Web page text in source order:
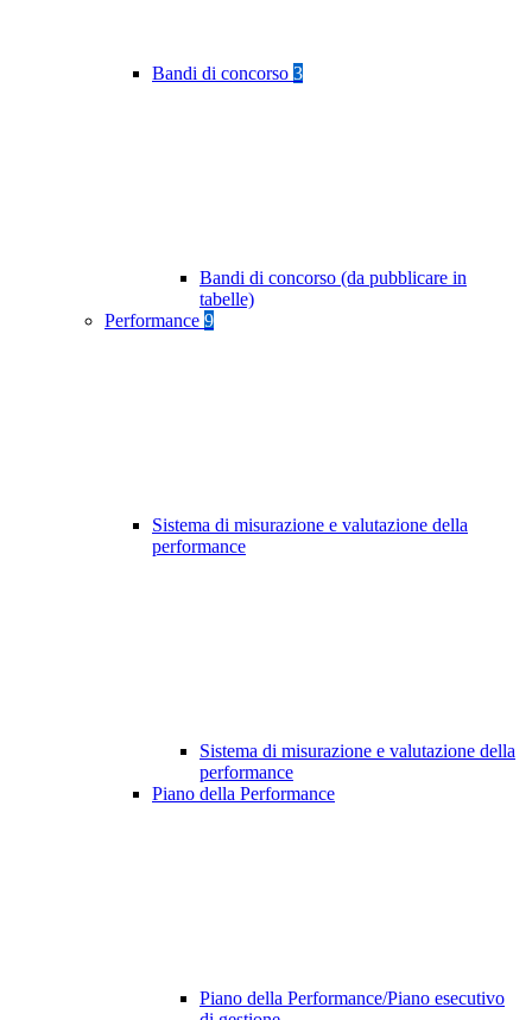
Bandi di concorso 3
Bandi di concorso (da pubblicare in
tabelle)
Performance 9
Sistema di misurazione e valutazione della
performance
Sistema di misurazione e valutazione della
performance
Piano della Performance
Piano della Performance/Piano esecutivo